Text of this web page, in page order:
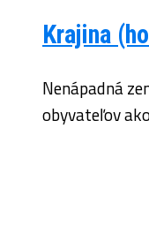
Krajina
Nenápadná
obyvateľov